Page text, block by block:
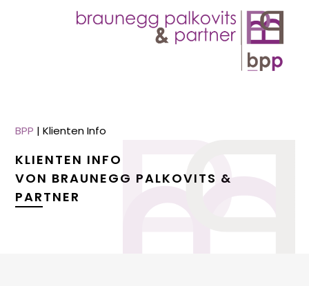
BPP |Klienten Info
KLIENTEN INFO
VON BRAUNEGG PALKOVITS &
PARTNER